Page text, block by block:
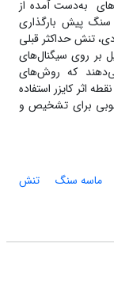
به‌دست آمده از
سنگ پیش بارگذاری
تنش حداکثر قبلی
بر روی سیگنال‌های
که روش‌های
اثر کایزر استفاده
برای تشخیص و
ماسه سنگ
تنش